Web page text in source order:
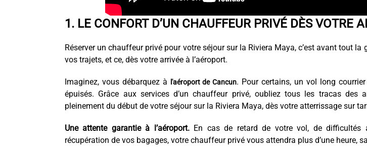
1. LE CONFORT D’UN CHAUFFEUR PRIVÉ DÈS VOTRE
Réserver un chauffeur privé pour votre séjour sur la Riviera Maya, c’est avant tout
vos trajets, et ce, dès votre arrivée à l’aéroport.
Imaginez, vous débarquez à l'aéroport de Cancun. Pour certains, un vol long
épuisés. Grâce aux services d’un chauffeur privé, oubliez tous les tracas des
pleinement du début de votre séjour sur la Riviera Maya, dès votre atterrissage sur
Une attente garantie à l’aéroport.En cas de retard de votre vol, de difficultés
récupération de vos bagages, votre chauffeur privé vous attendra plus d’une heure,